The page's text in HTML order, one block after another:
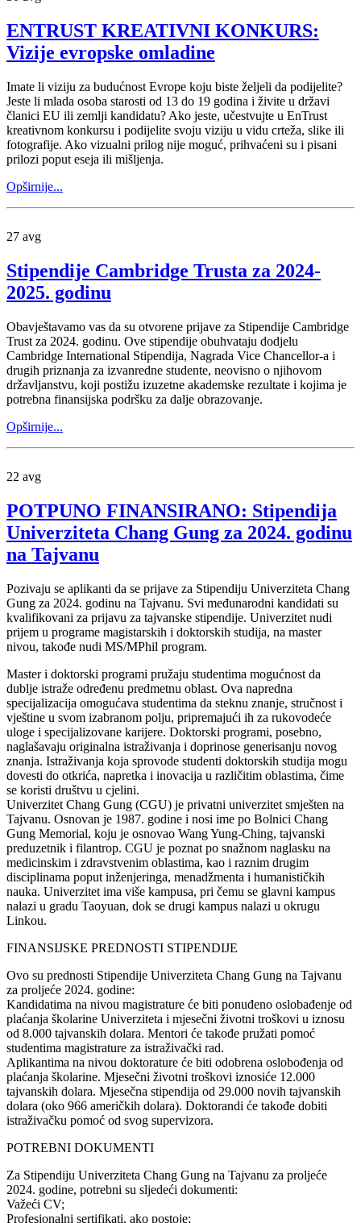
ENTRUST KREATIVNI KONKURS:
Vizije evropske omladine
Imate li viziju za budućnost Evrope koju biste željeli da podijelite?
Jeste li mlada osoba starosti od 13 do 19 godina i živite u državi
članici EU ili zemlji kandidatu? Ako jeste, učestvujte u EnTrust
kreativnom konkursu i podijelite svoju viziju u vidu crteža, slike ili
fotografije. Ako vizualni prilog nije moguć, prihvaćeni su i pisani
prilozi poput eseja ili mišljenja.
Opširnije...
27 avg
Stipendije Cambridge Trusta za 2024-
2025. godinu
Obavještavamo vas da su otvorene prijave za Stipendije Cambridge
Trust za 2024. godinu. Ove stipendije obuhvataju dodjelu
Cambridge International Stipendija, Nagrada Vice Chancellor-a i
drugih priznanja za izvanredne studente, neovisno o njihovom
državljanstvu, koji postižu izuzetne akademske rezultate i kojima je
potrebna finansijska podršku za dalje obrazovanje.
Opširnije...
22 avg
POTPUNO FINANSIRANO: Stipendija
Univerziteta Chang Gung za 2024. godinu
na Tajvanu
Pozivaju se aplikanti da se prijave za Stipendiju Univerziteta Chang
Gung za 2024. godinu na Tajvanu. Svi međunarodni kandidati su
kvalifikovani za prijavu za tajvanske stipendije. Univerzitet nudi
prijem u programe magistarskih i doktorskih studija, na master
nivou, takođe nudi MS/MPhil program.
Master i doktorski programi pružaju studentima mogućnost da
dublje istraže određenu predmetnu oblast. Ova napredna
specijalizacija omogućava studentima da steknu znanje, stručnost i
vještine u svom izabranom polju, pripremajući ih za rukovodeće
uloge i specijalizovane karijere. Doktorski programi, posebno,
naglašavaju originalna istraživanja i doprinose generisanju novog
znanja. Istraživanja koja sprovode studenti doktorskih studija mogu
dovesti do otkrića, napretka i inovacija u različitim oblastima, čime
se koristi društvu u cjelini.
Univerzitet Chang Gung (CGU) je privatni univerzitet smješten na
Tajvanu. Osnovan je 1987. godine i nosi ime po Bolnici Chang
Gung Memorial, koju je osnovao Wang Yung-Ching, tajvanski
preduzetnik i filantrop. CGU je poznat po snažnom naglasku na
medicinskim i zdravstvenim oblastima, kao i raznim drugim
disciplinama poput inženjeringa, menadžmenta i humanističkih
nauka. Univerzitet ima više kampusa, pri čemu se glavni kampus
nalazi u gradu Taoyuan, dok se drugi kampus nalazi u okrugu
Linkou.
FINANSIJSKE PREDNOSTI STIPENDIJE
Ovo su prednosti Stipendije Univerziteta Chang Gung na Tajvanu
za proljeće 2024. godine:
Kandidatima na nivou magistrature će biti ponuđeno oslobađenje od
plaćanja školarine Univerziteta i mjesečni životni troškovi u iznosu
od 8.000 tajvanskih dolara. Mentori će takođe pružati pomoć
studentima magistrature za istraživački rad.
Aplikantima na nivou doktorature će biti odobrena oslobođenja od
plaćanja školarine. Mjesečni životni troškovi iznosiće 12.000
tajvanskih dolara. Mjesečna stipendija od 29.000 novih tajvanskih
dolara (oko 966 američkih dolara). Doktorandi će takođe dobiti
istraživačku pomoć od svog supervizora.
POTREBNI DOKUMENTI
Za Stipendiju Univerziteta Chang Gung na Tajvanu za proljeće
2024. godine, potrebni su sljedeći dokumenti:
Važeći CV;
Profesionalni sertifikati, ako postoje;